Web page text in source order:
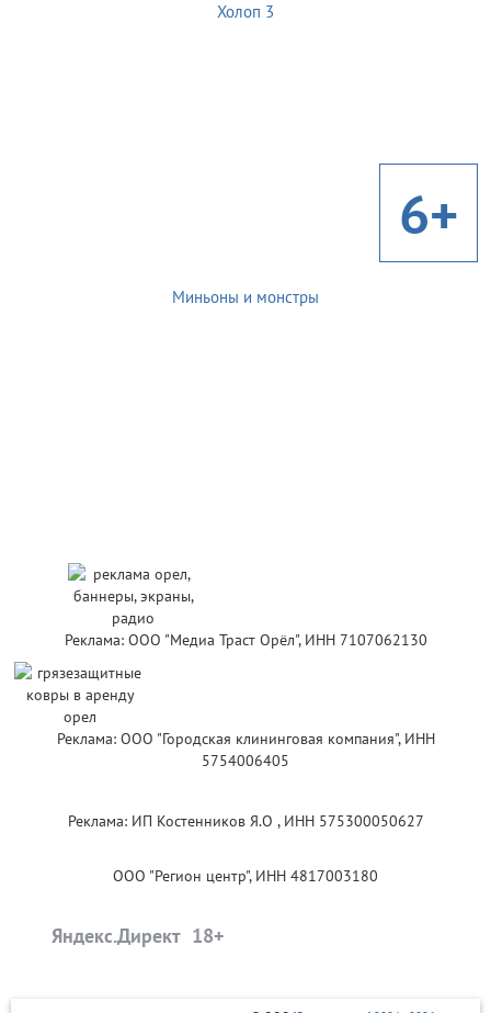
Холоп 3
6+
Миньоны и монстры
Реклама: ООО "Медиа Траст Орёл", ИНН 7107062130
Реклама: ООО "Городская клининговая компания", ИНН
5754006405
Реклама: ИП Костенников Я.О , ИНН 575300050627
ООО "Регион центр", ИНН 4817003180
Яндекс.Директ